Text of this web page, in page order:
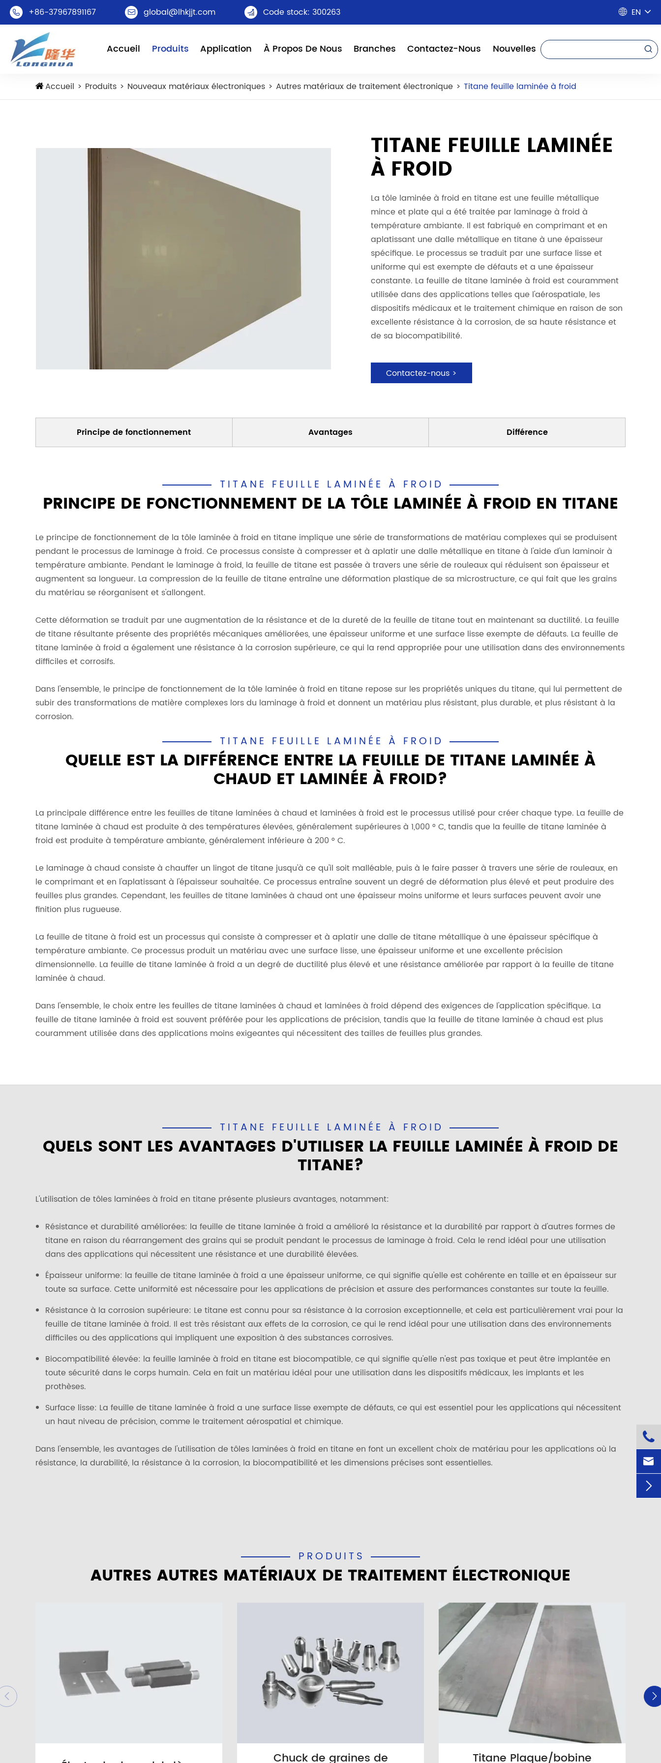
 +86-37967891167  global@lhkjjt.com  Code stock: 300263  EN
Accueil Produits Application À Propos De Nous Branches Contactez-Nous Nouvelles 
Accueil Produits Nouveaux matériaux électroniques Autres matériaux de traitement électronique Titane feuille laminée à froid
TITANE FEUILLE LAMINÉE
À FROID
La tôle laminée à froid en titane est une feuille métallique
mince et plate qui a été traitée par laminage à froid à
température ambiante. Il est fabriqué en comprimant et en
aplatissant une dalle métallique en titane à une épaisseur
spécifique. Le processus se traduit par une surface lisse et
uniforme qui est exempte de défauts et a une épaisseur
constante. La feuille de titane laminée à froid est couramment
utilisée dans des applications telles que l'aérospatiale, les
dispositifs médicaux et le traitement chimique en raison de son
excellente résistance à la corrosion, de sa haute résistance et
de sa biocompatibilité.
Contactez-nous >
Principe de fonctionnement Avantages Différence
TITANE FEUILLE LAMINÉE À FROID
PRINCIPE DE FONCTIONNEMENT DE LA TÔLE LAMINÉE À FROID EN TITANE
Le principe de fonctionnement de la tôle laminée à froid en titane implique une série de transformations de matériau complexes qui se produisent
pendant le processus de laminage à froid. Ce processus consiste à compresser et à aplatir une dalle métallique en titane à l'aide d'un laminoir à
température ambiante. Pendant le laminage à froid, la feuille de titane est passée à travers une série de rouleaux qui réduisent son épaisseur et
augmentent sa longueur. La compression de la feuille de titane entraîne une déformation plastique de sa microstructure, ce qui fait que les grains
du matériau se réorganisent et s'allongent.
Cette déformation se traduit par une augmentation de la résistance et de la dureté de la feuille de titane tout en maintenant sa ductilité. La feuille
de titane résultante présente des propriétés mécaniques améliorées, une épaisseur uniforme et une surface lisse exempte de défauts. La feuille de
titane laminée à froid a également une résistance à la corrosion supérieure, ce qui la rend appropriée pour une utilisation dans des environnements
difficiles et corrosifs.
Dans l'ensemble, le principe de fonctionnement de la tôle laminée à froid en titane repose sur les propriétés uniques du titane, qui lui permettent de
subir des transformations de matière complexes lors du laminage à froid et donnent un matériau plus résistant, plus durable, et plus résistant à la
corrosion.
TITANE FEUILLE LAMINÉE À FROID
QUELLE EST LA DIFFÉRENCE ENTRE LA FEUILLE DE TITANE LAMINÉE À
CHAUD ET LAMINÉE À FROID?
La principale différence entre les feuilles de titane laminées à chaud et laminées à froid est le processus utilisé pour créer chaque type. La feuille de
titane laminée à chaud est produite à des températures élevées, généralement supérieures à 1,000 ° C, tandis que la feuille de titane laminée à
froid est produite à température ambiante, généralement inférieure à 200 ° C.
Le laminage à chaud consiste à chauffer un lingot de titane jusqu'à ce qu'il soit malléable, puis à le faire passer à travers une série de rouleaux, en
le comprimant et en l'aplatissant à l'épaisseur souhaitée. Ce processus entraîne souvent un degré de déformation plus élevé et peut produire des
feuilles plus grandes. Cependant, les feuilles de titane laminées à chaud ont une épaisseur moins uniforme et leurs surfaces peuvent avoir une
finition plus rugueuse.
La feuille de titane à froid est un processus qui consiste à compresser et à aplatir une dalle de titane métallique à une épaisseur spécifique à
température ambiante. Ce processus produit un matériau avec une surface lisse, une épaisseur uniforme et une excellente précision
dimensionnelle. La feuille de titane laminée à froid a un degré de ductilité plus élevé et une résistance améliorée par rapport à la feuille de titane
laminée à chaud.
Dans l'ensemble, le choix entre les feuilles de titane laminées à chaud et laminées à froid dépend des exigences de l'application spécifique. La
feuille de titane laminée à froid est souvent préférée pour les applications de précision, tandis que la feuille de titane laminée à chaud est plus
couramment utilisée dans des applications moins exigeantes qui nécessitent des tailles de feuilles plus grandes.
TITANE FEUILLE LAMINÉE À FROID
QUELS SONT LES AVANTAGES D'UTILISER LA FEUILLE LAMINÉE À FROID DE
TITANE?
L'utilisation de tôles laminées à froid en titane présente plusieurs avantages, notamment:
Résistance et durabilité améliorées: la feuille de titane laminée à froid a amélioré la résistance et la durabilité par rapport à d'autres formes de
titane en raison du réarrangement des grains qui se produit pendant le processus de laminage à froid. Cela le rend idéal pour une utilisation
dans des applications qui nécessitent une résistance et une durabilité élevées.
Épaisseur uniforme: la feuille de titane laminée à froid a une épaisseur uniforme, ce qui signifie qu'elle est cohérente en taille et en épaisseur sur
toute sa surface. Cette uniformité est nécessaire pour les applications de précision et assure des performances constantes sur toute la feuille.
Résistance à la corrosion supérieure: Le titane est connu pour sa résistance à la corrosion exceptionnelle, et cela est particulièrement vrai pour la
feuille de titane laminée à froid. Il est très résistant aux effets de la corrosion, ce qui le rend idéal pour une utilisation dans des environnements
difficiles ou des applications qui impliquent une exposition à des substances corrosives.
Biocompatibilité élevée: la feuille laminée à froid en titane est biocompatible, ce qui signifie qu'elle n'est pas toxique et peut être implantée en
toute sécurité dans le corps humain. Cela en fait un matériau idéal pour une utilisation dans les dispositifs médicaux, les implants et les
prothèses.
Surface lisse: La feuille de titane laminée à froid a une surface lisse exempte de défauts, ce qui est essentiel pour les applications qui nécessitent
un haut niveau de précision, comme le traitement aérospatial et chimique.
Dans l'ensemble, les avantages de l'utilisation de tôles laminées à froid en titane en font un excellent choix de matériau pour les applications où la
résistance, la durabilité, la résistance à la corrosion, la biocompatibilité et les dimensions précises sont essentielles.
PRODUITS
AUTRES AUTRES MATÉRIAUX DE TRAITEMENT ÉLECTRONIQUE
Chuck de graines de Titane Plaque/bobine
 


